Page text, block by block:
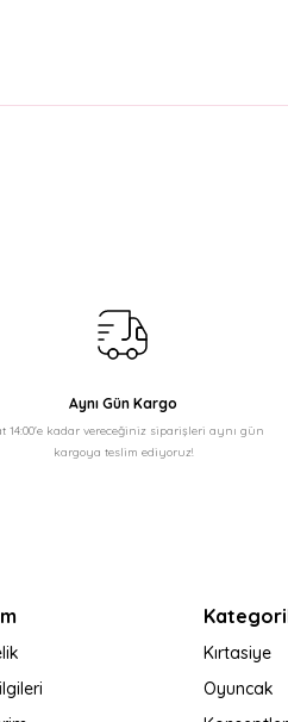
Aynı Gün Kargo
14:00'e kadar vereceğiniz siparişleri aynı gün
kargoya teslim ediyoruz!
Kırtasiye
Oyuncak